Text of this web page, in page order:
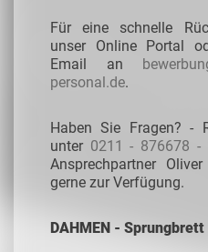
Für eine schnelle
unser Online Portal
Email an
personal.de.
Haben Sie Fragen? -
unter 0211 - 876678 -
Ansprechpartner
gerne zur Verfügung.
DAHMEN -